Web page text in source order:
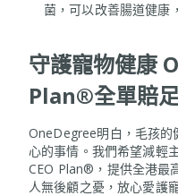
菌，可以改善腸道健康
守護寵物健康
Plan®全單賠
OneDegree明白，毛孩的
心的事情。我們希望減輕
CEO Plan®，提供全港最
人無後顧之憂，放心愛護